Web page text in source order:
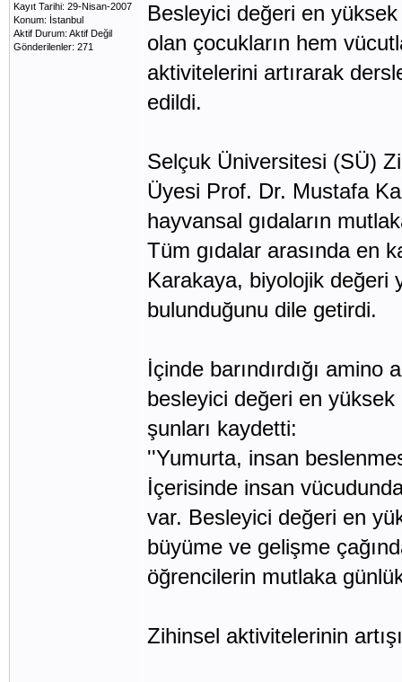
Kayıt Tarihi: 29-Nisan-2007
Konum: İstanbul
Aktif Durum: Aktif Değil
Gönderilenler: 271
Besleyici değeri en
olan çocukların hem
aktivitelerini artırarak
edildi.
Selçuk Üniversitesi (SÜ)
Üyesi Prof. Dr. Mustafa
hayvansal gıdaların
Tüm gıdalar arasında en
Karakaya, biyolojik değeri
bulunduğunu dile getirdi.
İçinde barındırdığı
besleyici değeri en
şunları kaydetti:
''Yumurta, insan
İçerisinde insan
var. Besleyici değeri en
büyüme ve gelişme
öğrencilerin mutlaka
Zihinsel aktivitelerinin